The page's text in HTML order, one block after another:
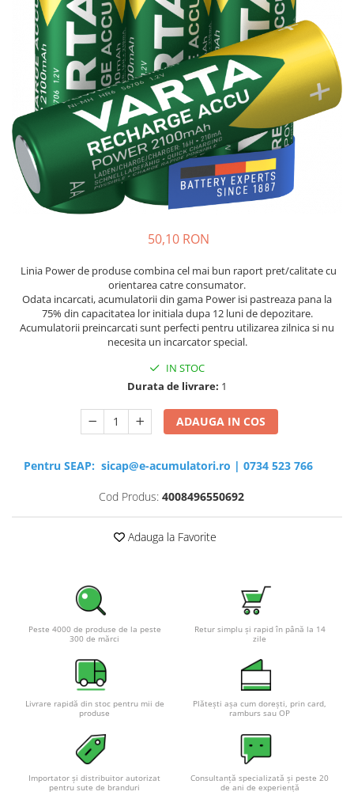
Sisteme de management (BMS)
Redresoare, incarcatoare si testere
Redresoare auto, moto, barci si
stationare
50,10 RON
Linia Power de produse combina cel mai bun raport pret/calitate cu
orientarea catre consumator.
Odata incarcati, acumulatorii din gama Power isi pastreaza pana la
75% din capacitatea lor initiala dupa 12 luni de depozitare.
Acumulatorii preincarcati sunt perfecti pentru utilizarea zilnica si nu
necesita un incarcator special.
IN STOC
Durata de livrare: 1
ADAUGA IN COS
Pentru SEAP: sicap@e-acumulatori.ro | 0734 523 766
Cod Produs: 4008496550692
Adauga la Favorite
Peste 4000 de produse de la peste
300 de mărci
Retur simplu și rapid în până la 14
zile
Livrare rapidă din stoc pentru mii de
produse
Plătești așa cum dorești, prin card,
ramburs sau OP
Importator și distribuitor autorizat
pentru sute de branduri
Consultanță specializată și peste 20
de ani de experiență